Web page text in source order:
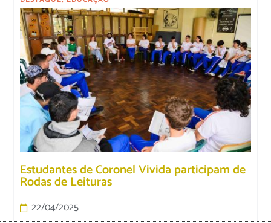
Estudantes de Coronel Vivida participam de
Rodas de Leituras
22/04/2025